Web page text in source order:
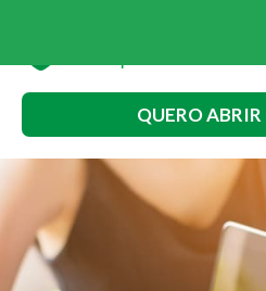
QUERO ABRIR